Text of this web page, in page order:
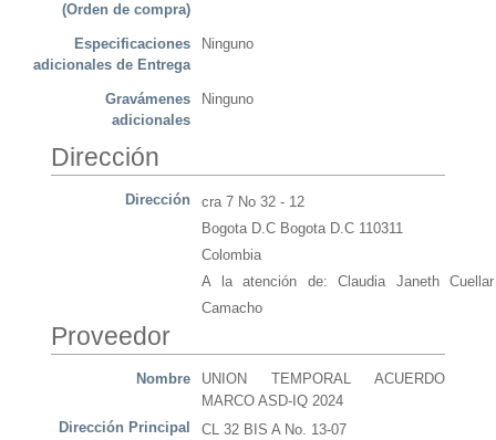
(Orden de compra)
Especificaciones
adicionales de Entrega
Ninguno
Gravámenes
adicionales
Ninguno
Dirección
Dirección
cra 7 No 32 - 12
Bogota D.C Bogota D.C 110311
Colombia
A la atención de: Claudia Janeth Cuellar
Camacho
Proveedor
Nombre
UNION TEMPORAL ACUERDO
MARCO ASD-IQ 2024
Dirección Principal
CL 32 BIS A No. 13-07